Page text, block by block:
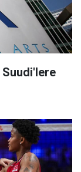
Suudi'lere